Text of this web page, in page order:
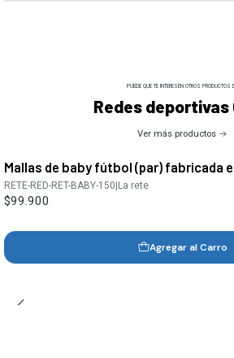
PUEDE QUE TE INTERESEN OTROS PRODUCTOS
Redes deportivas
Ver más productos
Mallas de baby fútbol (par) fabricada
RETE-RED-RET-BABY-150 La rete
$99.900
Agregar al Carro